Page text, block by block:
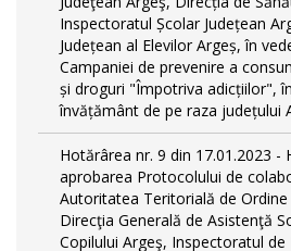
Inspectoratul Școlar Județean
Județean al Elevilor Argeș, în
Campaniei de prevenire a
și droguri "Împotriva adicțiilor",
învățământ de pe raza județului
Hotărârea nr. 9 din 17.01.2023 -
aprobarea Protocolului de
Autoritatea Teritorială de Ordine
Direcţia Generală de Asistenţă
Copilului Argeş, Inspectoratul de